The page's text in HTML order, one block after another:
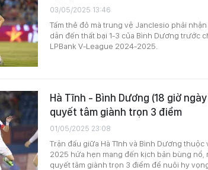
03/05/2025 13:46
Tấm thẻ đỏ mà trung vệ Janclesio phải
dẫn đến thất bại 1-3 của Bình Dương trước
LPBank V-League 2024-2025.
Hà Tĩnh - Bình Dương (18 giờ
quyết tâm giành trọn 3 điểm
01/05/2025 23:08
Trận đấu giữa Hà Tĩnh và Bình Dương
2025 hứa hẹn mang đến kịch bản bùng nổ,
quyết tâm giành trọn 3 điểm để nuôi hy